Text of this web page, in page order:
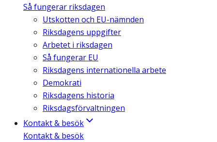
Så fungerar riksdagen
Utskotten och EU-nämnden
Riksdagens uppgifter
Arbetet i riksdagen
Så fungerar EU
Riksdagens internationella arbete
Demokrati
Riksdagens historia
Riksdagsförvaltningen
Kontakt & besök
Kontakt & besök